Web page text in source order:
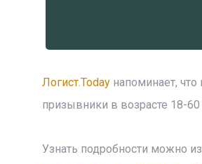
Логист.Todayнапоминает, что
призывники в возрасте 18-
Узнать подробности можно